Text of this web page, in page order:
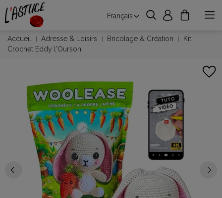
Français
Accueil Adresse & Loisirs Bricolage & Création
Kit
Crochet Eddy l'Ourson